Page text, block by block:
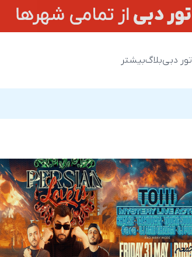
تور دبیبلاگبیشتر